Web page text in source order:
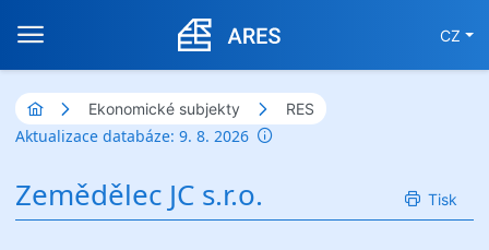
CZ
Ekonomické subjekty RES
Aktualizace databáze: 9. 8. 2026
Zemědělec JC s.r.o. Tisk